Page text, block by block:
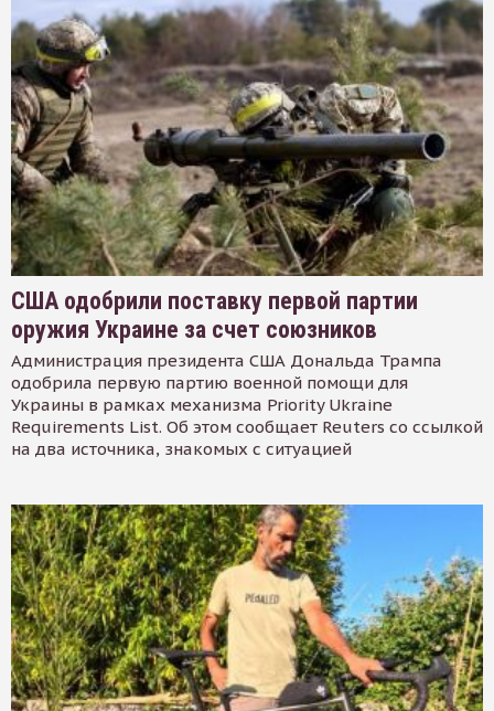
США одобрили поставку первой партии
оружия Украине за счет союзников
Администрация президента США Дональда Трампа
одобрила первую партию военной помощи для
Украины в рамках механизма Priority Ukraine
Requirements List. Об этом сообщает Reuters со ссылкой
на два источника, знакомых с ситуацией